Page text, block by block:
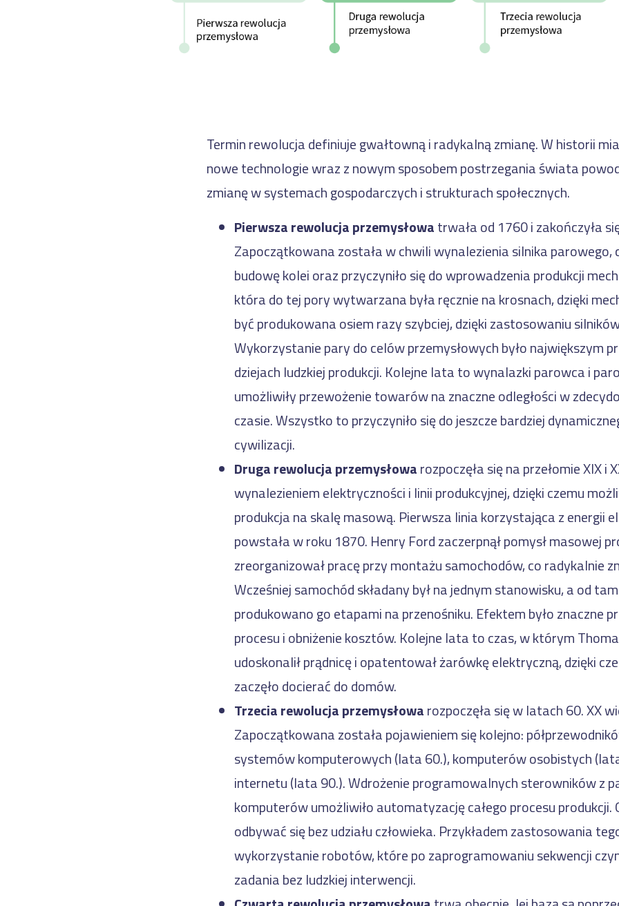
Termin rewolucja definiuje gwałtowną i radykalną zmianę. W historii
nowe technologie wraz z nowym sposobem postrzegania świata
zmianę w systemach gospodarczych i strukturach społecznych.
Pierwsza rewolucja przemysłowatrwała od 1760 i zakończyła
Zapoczątkowana została w chwili wynalezienia silnika parowego,
budowę kolei oraz przyczyniło się do wprowadzenia produkcji
która do tej pory wytwarzana była ręcznie na krosnach, dzięki
być produkowana osiem razy szybciej, dzięki zastosowaniu
Wykorzystanie pary do celów przemysłowych było największym
dziejach ludzkiej produkcji. Kolejne lata to wynalazki parowca i
umożliwiły przewożenie towarów na znaczne odległości w
czasie. Wszystko to przyczyniło się do jeszcze bardziej
cywilizacji.
Druga rewolucja przemysłowarozpoczęła się na przełomie XIX i
wynalezieniem elektryczności i linii produkcyjnej, dzięki czemu
produkcja na skalę masową. Pierwsza linia korzystająca z energii
powstała w roku 1870. Henry Ford zaczerpnął pomysł masowej
zreorganizował pracę przy montażu samochodów, co radykalnie
Wcześniej samochód składany był na jednym stanowisku, a od
produkowano go etapami na przenośniku. Efektem było znaczne
procesu i obniżenie kosztów. Kolejne lata to czas, w którym
udoskonalił prądnicę i opatentował żarówkę elektryczną, dzięki
zaczęło docierać do domów.
Trzecia rewolucja przemysłowarozpoczęła się w latach 60. XX
Zapoczątkowana została pojawieniem się kolejno:
systemów komputerowych (lata 60.), komputerów osobistych
internetu (lata 90.). Wdrożenie programowalnych sterowników z
komputerów umożliwiło automatyzację całego procesu produkcji.
odbywać się bez udziału człowieka. Przykładem zastosowania
wykorzystanie robotów, które po zaprogramowaniu sekwencji
zadania bez ludzkiej interwencji.